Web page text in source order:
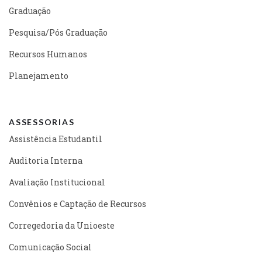
Graduação
Pesquisa/Pós Graduação
Recursos Humanos
Planejamento
ASSESSORIAS
Assistência Estudantil
Auditoria Interna
Avaliação Institucional
Convênios e Captação de Recursos
Corregedoria da Unioeste
Comunicação Social